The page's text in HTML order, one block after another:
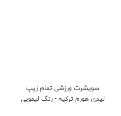
سویشرت ورزشی تمام زیپ
لیدی هورم ترکیه - رنگ لیمویی